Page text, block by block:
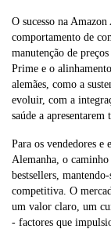
O sucesso na
comportamento de
manutenção de
Prime e o
alemães, como a
evoluir, com a
saúde a
Para os vendedores e
Alemanha, o caminho
bestsellers,
competitiva. O
um valor claro, um
- factores que